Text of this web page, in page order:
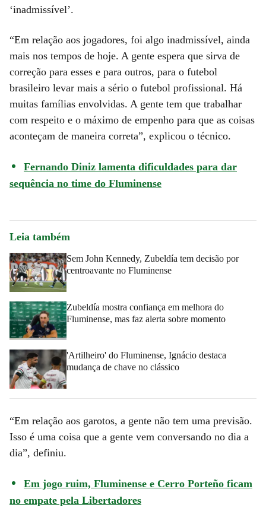
‘inadmissível’.
“Em relação aos jogadores, foi algo inadmissível, ainda
mais nos tempos de hoje. A gente espera que sirva de
correção para esses e para outros, para o futebol
brasileiro levar mais a sério o futebol profissional. Há
muitas famílias envolvidas. A gente tem que trabalhar
com respeito e o máximo de empenho para que as coisas
aconteçam de maneira correta”, explicou o técnico.
Fernando Diniz lamenta dificuldades para dar
sequência no time do Fluminense
Leia também
Sem John Kennedy, Zubeldía tem decisão por
centroavante no Fluminense
Zubeldía mostra confiança em melhora do
Fluminense, mas faz alerta sobre momento
'Artilheiro' do Fluminense, Ignácio destaca
mudança de chave no clássico
“Em relação aos garotos, a gente não tem uma previsão.
Isso é uma coisa que a gente vem conversando no dia a
dia”, definiu.
Em jogo ruim, Fluminense e Cerro Porteño ficam
no empate pela Libertadores